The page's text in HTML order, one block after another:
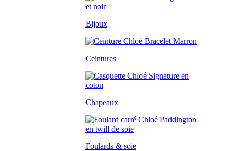
Bijoux
Ceintures
Chapeaux
Foulards & soie